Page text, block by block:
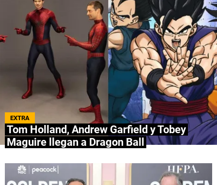
Escribe en Spoiler
Términos y Condiciones
Políticas de Privacidad
Política Editorial
Ad Choices
Bolavip, al igual que Futbol Sites, es una
compañía perteneciente a Better Collective.
Todos los derechos reservados.
EXTRA
Tom Holland, Andrew Garfield y Tobey
Maguire llegan a Dragon Ball